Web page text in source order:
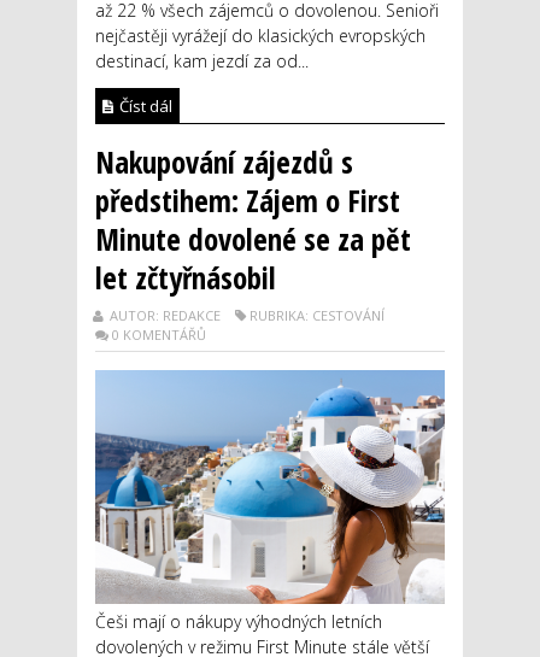
až 22 % všech zájemců o dovolenou. Senioři
nejčastěji vyrážejí do klasických evropských
destinací, kam jezdí za od...
Číst dál
Nakupování zájezdů s
předstihem: Zájem o First
Minute dovolené se za pět
let zčtyřnásobil
AUTOR: REDAKCE
RUBRIKA: CESTOVÁNÍ
0 KOMENTÁŘŮ
Češi mají o nákupy výhodných letních
dovolených v režimu First Minute stále větší